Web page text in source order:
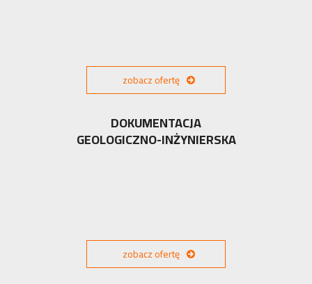
zobacz ofertę
DOKUMENTACJA
GEOLOGICZNO-INŻYNIERSKA
zobacz ofertę